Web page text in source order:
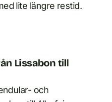
lite längre restid.
Lissabon till
och